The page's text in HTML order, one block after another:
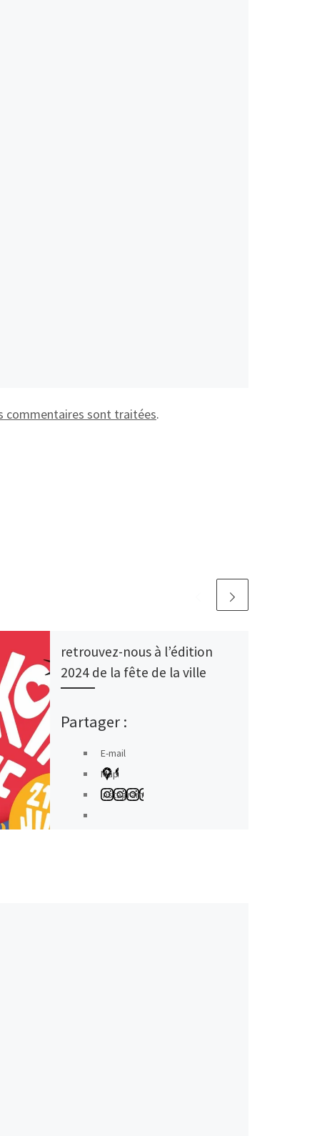
commentaires sont traitées.
retrouvez-nous à l’édition
2024 de la fête de la ville
Partager :
E-mail
Map
Instagram